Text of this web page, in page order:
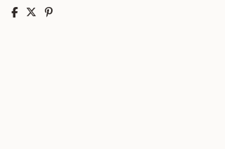
Partager
TweetPinterest